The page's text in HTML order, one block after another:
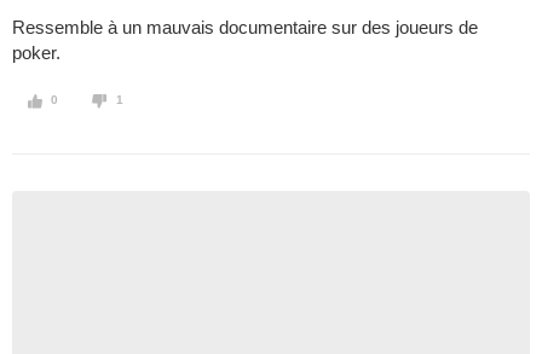
Ressemble à un mauvais documentaire sur des joueurs de
poker.
0 1